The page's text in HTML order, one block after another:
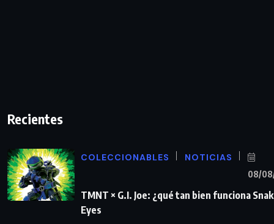
Recientes
COLECCIONABLES NOTICIAS
08/
TMNT × G.I. Joe: ¿qué tan bien funciona
Eyes